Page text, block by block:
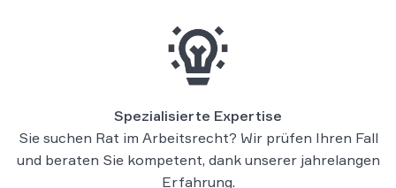
Spezialisierte Expertise
Sie suchen Rat im Arbeitsrecht? Wir prüfen Ihren Fall
und beraten Sie kompetent, dank unserer jahrelangen
Erfahrung.